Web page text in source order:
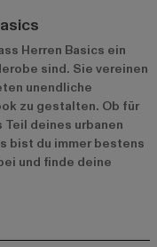
Herren Basics ein
sind. Sie vereinen
unendliche
zu gestalten. Ob für
deines urbanen
bist du immer bestens
und finde deine